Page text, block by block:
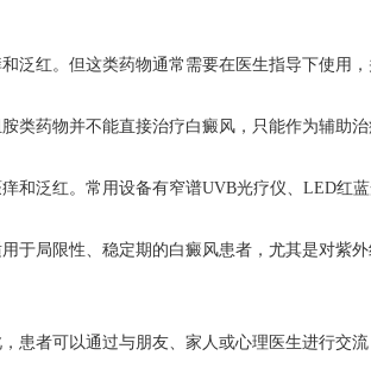
泛红。但这类药物通常需要在医生指导下使用
类药物并不能直接治疗白癜风，只能作为辅助治
和泛红。常用设备有窄谱UVB光疗仪、LED红
于局限性、稳定期的白癜风患者，尤其是对紫
患者可以通过与朋友、家人或心理医生进行交